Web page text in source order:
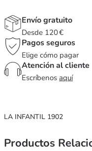
Envío gratuito
Desde 120 €
Pagos seguros
Elige cómo pagar
Atención al cliente
Escríbenos aquí
LA INFANTIL 1902
Productos